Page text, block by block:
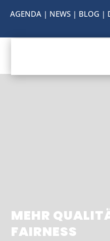
AGENDA| NEWS| BLOG |
MEHR
FAIRNESS